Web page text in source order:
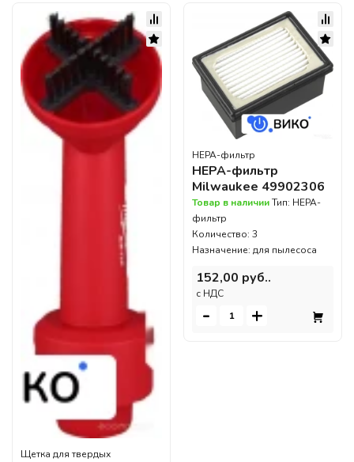
Щетка для твердых
HEPA-фильтр
HEPA-фильтр
Milwaukee 49902306
Товар в наличииТип: HEPA-
фильтр
Количество: 3
Назначение: для пылесоса
152,00 руб..
c НДС
- +